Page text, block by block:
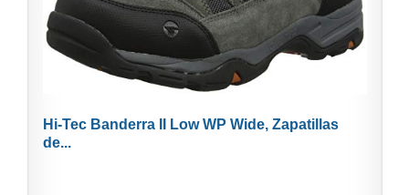
Hi-Tec Banderra II Low WP Wide, Zapatillas
de...